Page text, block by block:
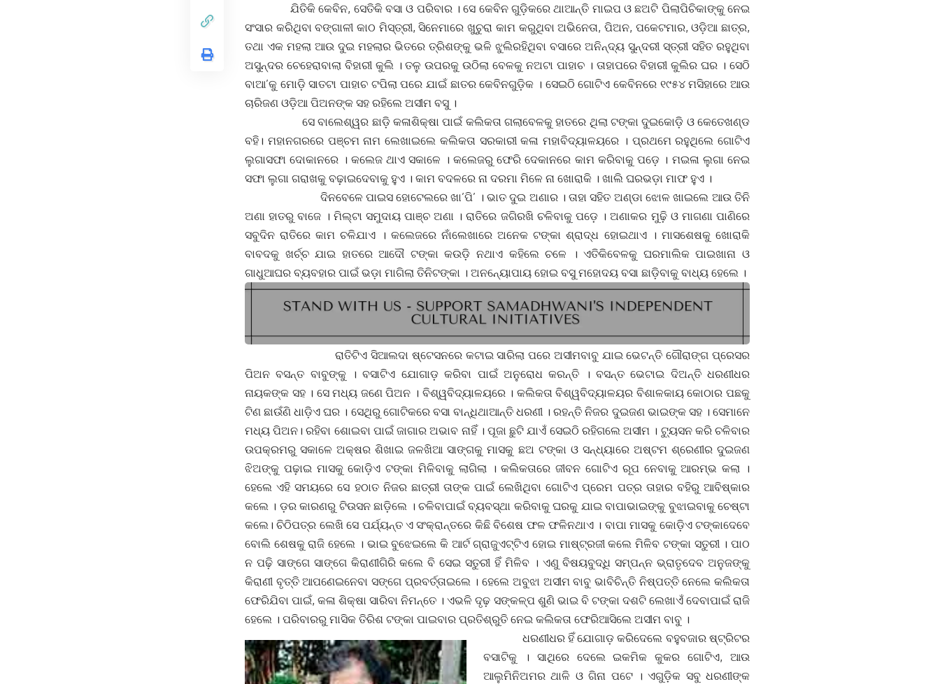
ଯିତିକି କେବିନ, ସେତିକି ବସା ଓ ପରିବାର । ସେ କେବିନ ଗୁଡ଼ିକରେ ଥାଆନ୍ତି ମାଇପ ଓ ଛଅଟି ପିଲାପିଚିକାଙ୍କୁ ନେଇ
ସଂସାର କରିଥିବା ବଙ୍ଗାଳୀ କାଠ ମିସ୍ତ୍ରୀ, ସିନେମାରେ ଖୁଚୁରା କାମ କରୁଥିବା ଅଭିନେତା, ପିଅନ, ପକେଟମାର, ଓଡ଼ିଆ ଛାତ୍ର,
ତଥା ଏକ ମହଲା ଆଉ ଦୁଇ ମହଲାର ଭିତରେ ତ୍ରିଶଙ୍କୁ ଭଳି ଝୁଲିରହିଥିବା ବସାରେ ଅନିନ୍ଦ୍ୟ ସୁନ୍ଦରୀ ସ୍ତ୍ରୀ ସହିତ ରହୁଥିବା
ଅସୁନ୍ଦର ଚେହେରାବାଲା ବିହାରୀ କୁଲି । ତଳୁ ଉପରକୁ ଉଠିଲା ବେଳକୁ ନଅଟା ପାହାଚ । ତାହାପରେ ବିହାରୀ କୁଲିର ଘର । ସେଠି
ବାଆ’କୁ ମୋଡ଼ି ସାତଟା ପାହାଚ ଟପିଲା ପରେ ଯାଇଁ ଛାତର କେବିନଗୁଡ଼ିକ । ସେଇଠି ଗୋଟିଏ କେବିନରେ ୧୯୫୪ ମସିହାରେ ଆଉ
ଚାରିଜଣ ଓଡ଼ିଆ ପିଅନଙ୍କ ସହ ରହିଲେ ଅସୀମ ବସୁ ।
ସେ ବାଲେଶ୍ୱର ଛାଡ଼ି କଳାଶିକ୍ଷା ପାଇଁ କଲିକତା ଗଲାବେଳକୁ ହାତରେ ଥିଲା ଟଙ୍କା ଦୁଇକୋଡ଼ି ଓ କେତେଖଣ୍ଡ
ବହି। ମହାନଗରରେ ପଞ୍ଚମ ନାମ ଲେଖାଇଲେ କଲିକତା ସରକାରୀ କଳା ମହାବିଦ୍ୟାଳୟରେ । ପ୍ରଥମେ ରହୁଥିଲେ ଗୋଟିଏ
ଲୁଗାସଫା ଦୋକାନରେ । କଲେଜ ଥାଏ ସକାଳେ । କଲେଜରୁ ଫେରି ଦେକାନରେ କାମ କରିବାକୁ ପଡ଼େ । ମଇଳା ଲୁଗା ନେଇ
ସଫା ଲୁଗା ଗରାଖକୁ ବଢ଼ାଇଦେବାକୁ ହୁଏ । କାମ ବଦଳରେ ନା ଦରମା ମିଳେ ନା ଖୋରାକି । ଖାଲି ଘରଭଡ଼ା ମାଫ ହୁଏ ।
ଦିନବେଳେ ପାଇସ ହୋଟେଲରେ ଖା’ପି’ । ଭାତ ଦୁଇ ଅଣାର । ତାହା ସହିତ ଅଣ୍ଡା ଝୋଳ ଖାଇଲେ ଆଉ ତିନି
ଅଣା ହାତରୁ ବାଜେ । ମିଲ୍ଟା ସମୁଦାୟ ପାଞ୍ଚ ଅଣା । ରାତିରେ ଜଗିରଖି ଚଳିବାକୁ ପଡ଼େ । ଅଣାକର ମୁଢ଼ି ଓ ମାଗଣା ପାଣିରେ
ସବୁଦିନ ରାତିରେ କାମ ଚଳିଯାଏ । କଲେଜରେ ନାଁଲେଖାରେ ଅନେକ ଟଙ୍କା ଶ୍ରାଦ୍ଧ ହୋଇଥାଏ । ମାସଶେଷକୁ ଖୋରାକି
ବାବଦକୁ ଖର୍ଚ୍ଚ ଯାଇ ହାତରେ ଆଦୌ ଟଙ୍କା କଉଡ଼ି ନଥାଏ କହିଲେ ଚଳେ । ଏତିକିବେଳକୁ ଘରମାଲିକ ପାଇଖାନା ଓ
ଗାଧୁଆଘର ବ୍ୟବହାର ପାଇଁ ଭଡ଼ା ମାଗିଲା ତିନିଟଙ୍କା । ଅନନ୍ୟୋପାୟ ହୋଇ ବସୁ ମହୋଦୟ ବସା ଛାଡ଼ିବାକୁ ବାଧ୍ୟ ହେଲେ ।
ରାତିଟିଏ ସିଆଲଦା ଷ୍ଟେସନରେ କଟାଇ ସାରିଲା ପରେ ଅସୀମବାବୁ ଯାଇ ଭେଟନ୍ତି ଗୌରାଙ୍ଗ ପ୍ରେସର
ପିଅନ ବସନ୍ତ ବାବୁଙ୍କୁ । ବସାଟିଏ ଯୋଗାଡ଼ କରିବା ପାଇଁ ଅନୁରୋଧ କରନ୍ତି । ବସନ୍ତ ଭେଟାଇ ଦିଅନ୍ତି ଧରଣୀଧର
ନାୟକଙ୍କ ସହ । ସେ ମଧ୍ୟ ଜଣେ ପିଅନ । ବିଶ୍ୱବିଦ୍ୟାଳୟରେ । କଲିକତା ବିଶ୍ୱବିଦ୍ୟାଳୟର ବିଶାଳକାୟ କୋଠାର ପଛକୁ
ଟିଣ ଛାଉଁଣି ଧାଡ଼ିଏ ଘର । ସେଥିରୁ ଗୋଟିକରେ ବସା ବାନ୍ଧିଥାଆନ୍ତି ଧରଣୀ । ରହନ୍ତି ନିଜର ଦୁଇଜଣ ଭାଇଙ୍କ ସହ । ସେମାନେ
ମଧ୍ୟ ପିଅନ। ରହିବା ଶୋଇବା ପାଇଁ ଜାଗାର ଅଭାବ ନାହିଁ । ପୂଜା ଛୁଟି ଯାଏଁ ସେଇଠି ରହିଗଲେ ଅସୀମ । ଟ୍ୟୁସନ କରି ଚଳିବାର
ଉପକ୍ରମରୁ ସକାଳେ ଅକ୍ଷର ଶିଖାଇ ଜଳଖିଆ ସାଙ୍ଗକୁ ମାସକୁ ଛଅ ଟଙ୍କା ଓ ସନ୍ଧ୍ୟାରେ ଅଷ୍ଟମ ଶ୍ରେଣୀର ଦୁଇଜଣ
ଝିଅଙ୍କୁ ପଢ଼ାଇ ମାସକୁ କୋଡ଼ିଏ ଟଙ୍କା ମିଳିବାକୁ ଲାଗିଲା । କଲିକତାରେ ଜୀବନ ଗୋଟିଏ ରୂପ ନେବାକୁ ଆରମ୍ଭ କଲା ।
ହେଲେ ଏହି ସମୟରେ ସେ ହଠାତ ନିଜର ଛାତ୍ରୀ ତାଙ୍କ ପାଇଁ ଲେଖିଥିବା ଗୋଟିଏ ପ୍ରେମ ପତ୍ର ତାହାର ବହିରୁ ଆବିଷ୍କାର
କଲେ । ଡ଼ର କାରଣରୁ ଟିଉସନ ଛାଡ଼ିଲେ । ଚଳିବାପାଇଁ ବ୍ୟବସ୍ଥା କରିବାକୁ ଘରକୁ ଯାଇ ବାପାଭାଇଙ୍କୁ ବୁଝାଇବାକୁ ଚେଷ୍ଟା
କଲେ। ଚିଠିପତ୍ର ଲେଖି ସେ ପର୍ଯ୍ୟନ୍ତ ଏ ସଂକ୍ରାନ୍ତରେ କିଛି ବିଶେଷ ଫଳ ଫଳିନଥାଏ । ବାପା ମାସକୁ କୋଡ଼ିଏ ଟଙ୍କାଦେବେ
ବୋଲି ଶେଷକୁ ରାଜି ହେଲେ । ଭାଇ ବୁଝେଇଲେ କି ଆର୍ଟ ଗ୍ରାଜୁଏଟ୍ଟିଏ ହୋଇ ମାଷ୍ଟ୍ରଜୀ କଲେ ମିଳିବ ଟଙ୍କା ସତୁରୀ । ପାଠ
ନ ପଢ଼ି ସାଙ୍ଗେ ସାଙ୍ଗେ କିରାଣୀଗିରି କଲେ ବି ସେଇ ସତୁରୀ ହିଁ ମିଳିବ । ଏଣୁ ବିଷୟବୁଦ୍ଧି ସମ୍ପନ୍ନ ଭ୍ରାତୃଦେବ ଅନୁଜଙ୍କୁ
କିରାଣୀ ବୃତ୍ତି ଆପଣେଇନେବା ସଙ୍ଗେ ପ୍ରବର୍ତ୍ତାଇଲେ । ହେଲେ ଅବୁଝା ଅସୀମ ବାବୁ ଭାବିଚିନ୍ତି ନିଷ୍ପତ୍ତି ନେଲେ କଲିକତା
ଫେରିଯିବା ପାଇଁ, କଳା ଶିକ୍ଷା ସାରିବା ନିମନ୍ତେ । ଏଭଳି ଦୃଢ଼ ସଙ୍କଳ୍ପ ଶୁଣି ଭାଇ ବି ଟଙ୍କା ଦଶଟି ଲେଖାଏଁ ଦେବାପାଇଁ ରାଜି
ହେଲେ । ପରିବାରରୁ ମାସିକ ତିରିଶ ଟଙ୍କା ପାଇବାର ପ୍ରତିଶ୍ରୁତି ନେଇ କଲିକତା ଫେରିଆସିଲେ ଅସୀମ ବାବୁ ।
ଧରଣୀଧର ହିଁ ଯୋଗାଡ଼ କରିଦେଲେ ବହୁବଜାର ଷ୍ଟ୍ରିଟର
ବସାଟିକୁ । ସାଥିରେ ଦେଲେ ଇକମିକ କୁକର ଗୋଟିଏ, ଆଉ
ଆଲୁମିନିଅମର ଥାଳି ଓ ଗିନା ପଟେ । ଏଗୁଡ଼ିକ ସବୁ ଧରଣୀଙ୍କ